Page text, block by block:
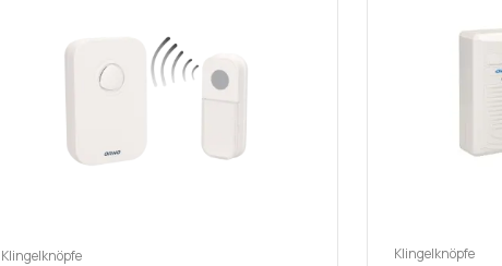
Klingelknöpfe Klingelknöpfe